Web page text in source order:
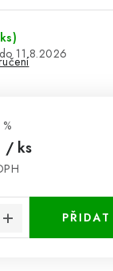
11.8.2026
/ ks